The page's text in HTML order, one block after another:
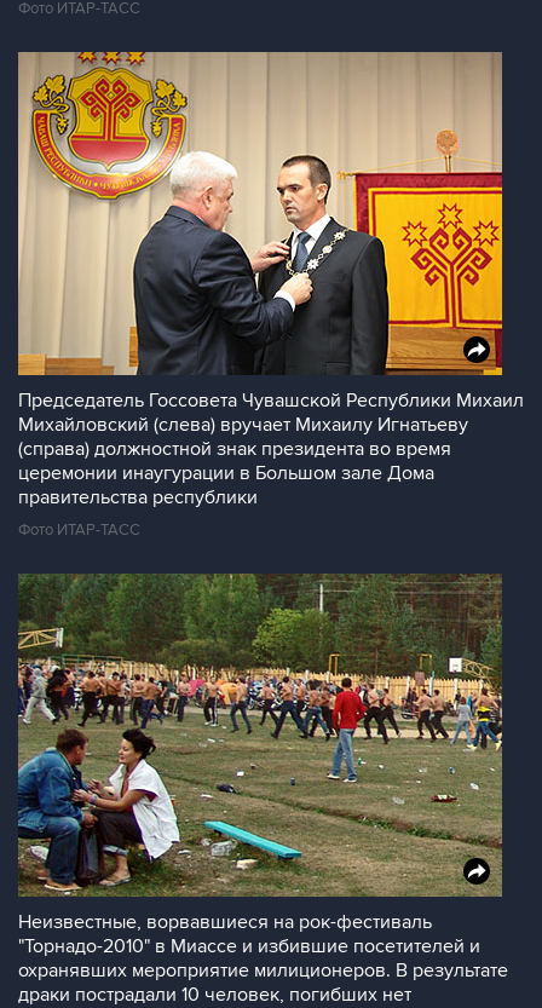
Фото ИТАР-ТАСС
Председатель Госсовета Чувашской Республики Михаил
Михайловский (слева) вручает Михаилу Игнатьеву
(справа) должностной знак президента во время
церемонии инаугурации в Большом зале Дома
правительства республики
Фото ИТАР-ТАСС
Неизвестные, ворвавшиеся на рок-фестиваль
"Торнадо-2010" в Миассе и избившие посетителей и
охранявших мероприятие милиционеров. В результате
драки пострадали 10 человек, погибших нет